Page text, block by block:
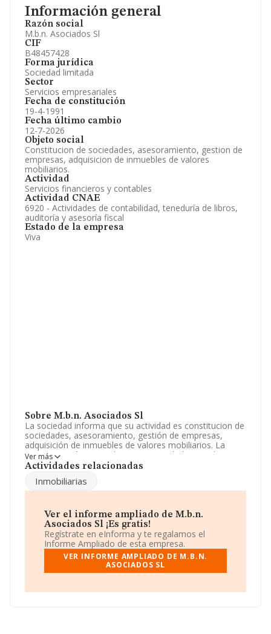
Información general
Razón social
M.b.n. Asociados Sl
CIF
B48457428
Forma jurídica
Sociedad limitada
Sector
Servicios empresariales
Fecha de constitución
19-4-1991
Fecha último cambio
12-7-2026
Objeto social
Constitucion de sociedades, asesoramiento, gestion de
empresas, adquisicion de inmuebles de valores
mobiliarios.
Actividad
Servicios financieros y contables
Actividad CNAE
6920 - Actividades de contabilidad, teneduría de libros,
auditoría y asesoría fiscal
Estado de la empresa
Viva
Sobre M.b.n. Asociados Sl
La sociedad informa que su actividad es constitucion de
sociedades, asesoramiento, gestión de empresas,
adquisición de inmuebles de valores mobiliarios. La
empresa está registrada como Sociedad Limitada. Tiene
CNAE: 6920 - 'Actividades de contabilidad, teneduría de
actividad en mercados exteriores.
Comisión, de 6 de mayo de 2003, sobre la definición de
microempresas, pequeñas y medianas empresas, la
compañía reúne los requisitos de una microempresa. Ha
contado con el mismo número de empleados y según
los datos a disposición de INFORMA, ha tenido un
número de empleados por debajo de la media de
sector.
El correo electrónico escarlosflores@grupombn.com.
Ver más
Actividades relacionadas
Inmobiliarias
Ver el informe ampliado de M.b.n.
Asociados Sl ¡Es gratis!
Regístrate en eInforma y te regalamos el
Informe Ampliado de esta empresa.
VER INFORME AMPLIADO DE M.B.N.
ASOCIADOS SL
Información oficial y registral complementaria.